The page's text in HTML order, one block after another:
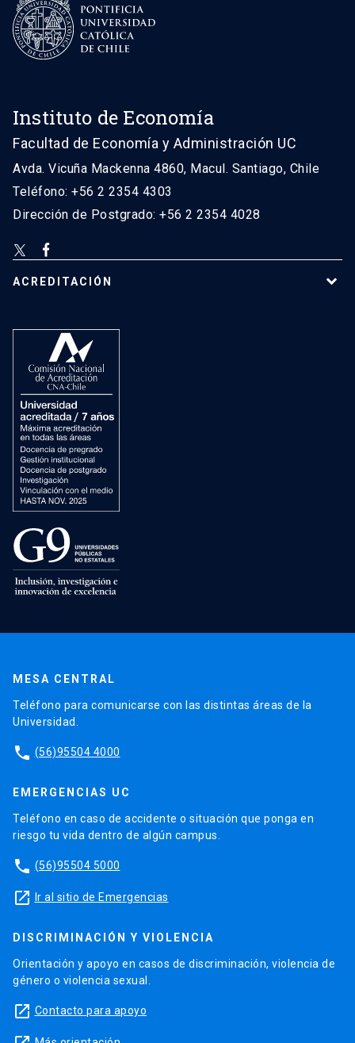
Instituto de Economía
Facultad de Economía y Administración UC
Avda. Vicuña Mackenna 4860, Macul. Santiago, Chile
Teléfono: +56 2 2354 4303
Dirección de Postgrado: +56 2 2354 4028
ACREDITACIÓN
MESA CENTRAL
Teléfono para comunicarse con las distintas áreas de la
Universidad.
phone (56)95504 4000
EMERGENCIAS UC
Teléfono en caso de accidente o situación que ponga en
riesgo tu vida dentro de algún campus.
phone (56)95504 5000
launch Ir al sitio de Emergencias
DISCRIMINACIÓN Y VIOLENCIA
Orientación y apoyo en casos de discriminación, violencia de
género o violencia sexual.
launch Contacto para apoyo